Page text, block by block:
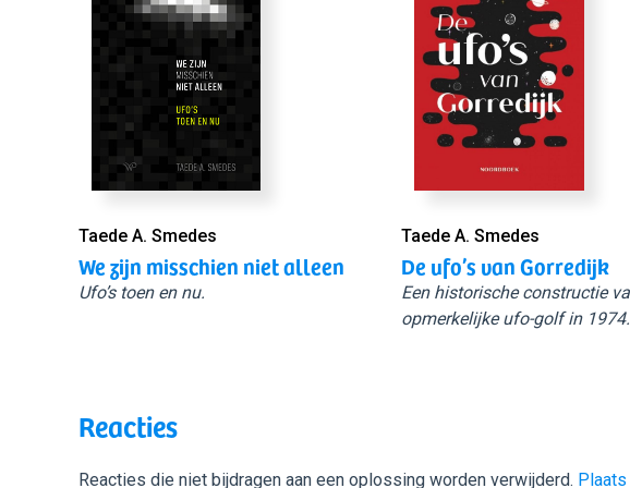
Taede A. Smedes
We zijn misschien niet alleen
Ufo’s toen en nu.
Taede A. Smedes
De ufo’s van Gorredijk
Een historische constructie
opmerkelijke ufo-golf in 1974.
Reacties
Reacties die niet bijdragen aan een oplossing worden verwijderd.